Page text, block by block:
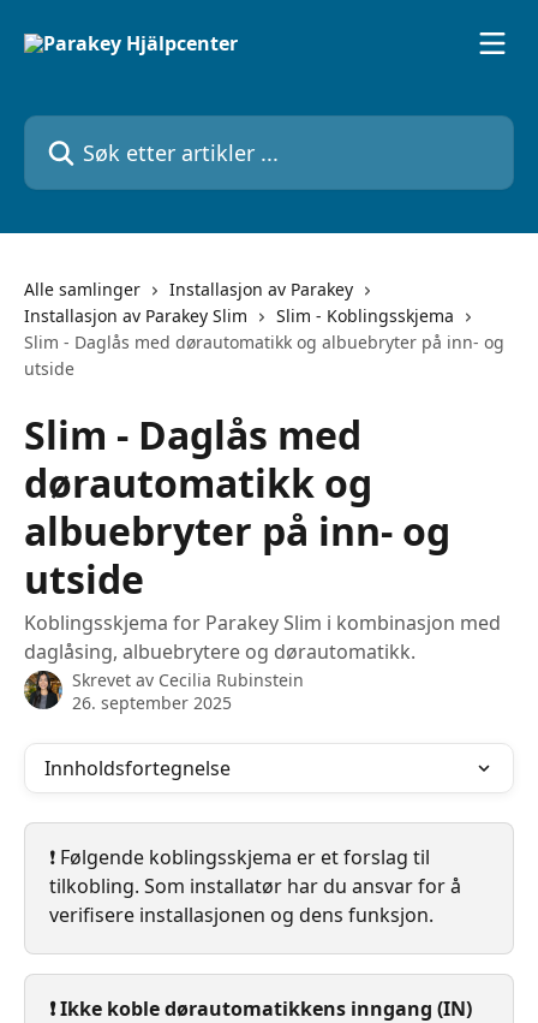
Søk etter artikler ...
Alle samlinger
Installasjon av Parakey
Installasjon av Parakey Slim
Slim - Koblingsskjema
Slim - Daglås med dørautomatikk og albuebryter på inn- og
utside
Slim - Daglås med
dørautomatikk og
albuebryter på inn- og
utside
Koblingsskjema for Parakey Slim i kombinasjon med
daglåsing, albuebrytere og dørautomatikk.
Skrevet av Cecilia Rubinstein
26. september 2025
Innholdsfortegnelse
❗️ Følgende koblingsskjema er et forslag til
tilkobling. Som installatør har du ansvar for å
verifisere installasjonen og dens funksjon.
❗️ Ikke koble dørautomatikkens inngang (IN)